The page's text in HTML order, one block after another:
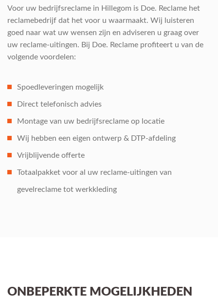
Voor uw bedrijfsreclame in Hillegom is Doe. Reclame het
reclamebedrijf dat het voor u waarmaakt. Wij luisteren
goed naar wat uw wensen zijn en adviseren u graag over
uw reclame-uitingen. Bij Doe. Reclame profiteert u van de
volgende voordelen:
Spoedleveringen mogelijk
Direct telefonisch advies
Montage van uw bedrijfsreclame op locatie
Wij hebben een eigen ontwerp & DTP-afdeling
Vrijblijvende offerte
Totaalpakket voor al uw reclame-uitingen van
gevelreclame tot werkkleding
ONBEPERKTE MOGELIJKHEDEN